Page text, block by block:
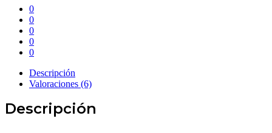
0
0
0
0
0
Descripción
Valoraciones (6)
Descripción